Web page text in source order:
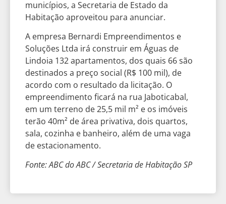
municípios, a Secretaria de Estado da
Habitação aproveitou para anunciar.
A empresa Bernardi Empreendimentos e
Soluções Ltda irá construir em Águas de
Lindoia 132 apartamentos, dos quais 66 são
destinados a preço social (R$ 100 mil), de
acordo com o resultado da licitação. O
empreendimento ficará na rua Jaboticabal,
em um terreno de 25,5 mil m² e os imóveis
terão 40m² de área privativa, dois quartos,
sala, cozinha e banheiro, além de uma vaga
de estacionamento.
Fonte: ABC do ABC / Secretaria de Habitação SP